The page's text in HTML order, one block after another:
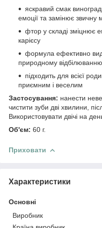
яскравий смак
емоції та замінює звичну
фтор у складі зміцнює
карієсу
формула ефективно
природному відбілюванню
підходить для всієї
приємним і веселим
Застосування: нанести
чистити зуби дві хвилини,
Використовувати двічі на
Об'єм: 60 г.
Приховати
Характеристики
Основні
Виробник